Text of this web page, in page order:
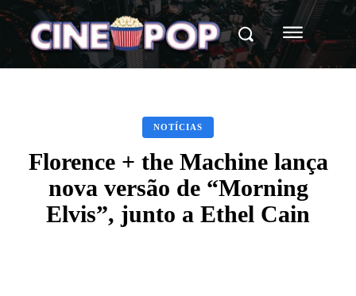
NOTÍCIAS
Florence + the Machine lança
nova versão de “Morning
Elvis”, junto a Ethel Cain